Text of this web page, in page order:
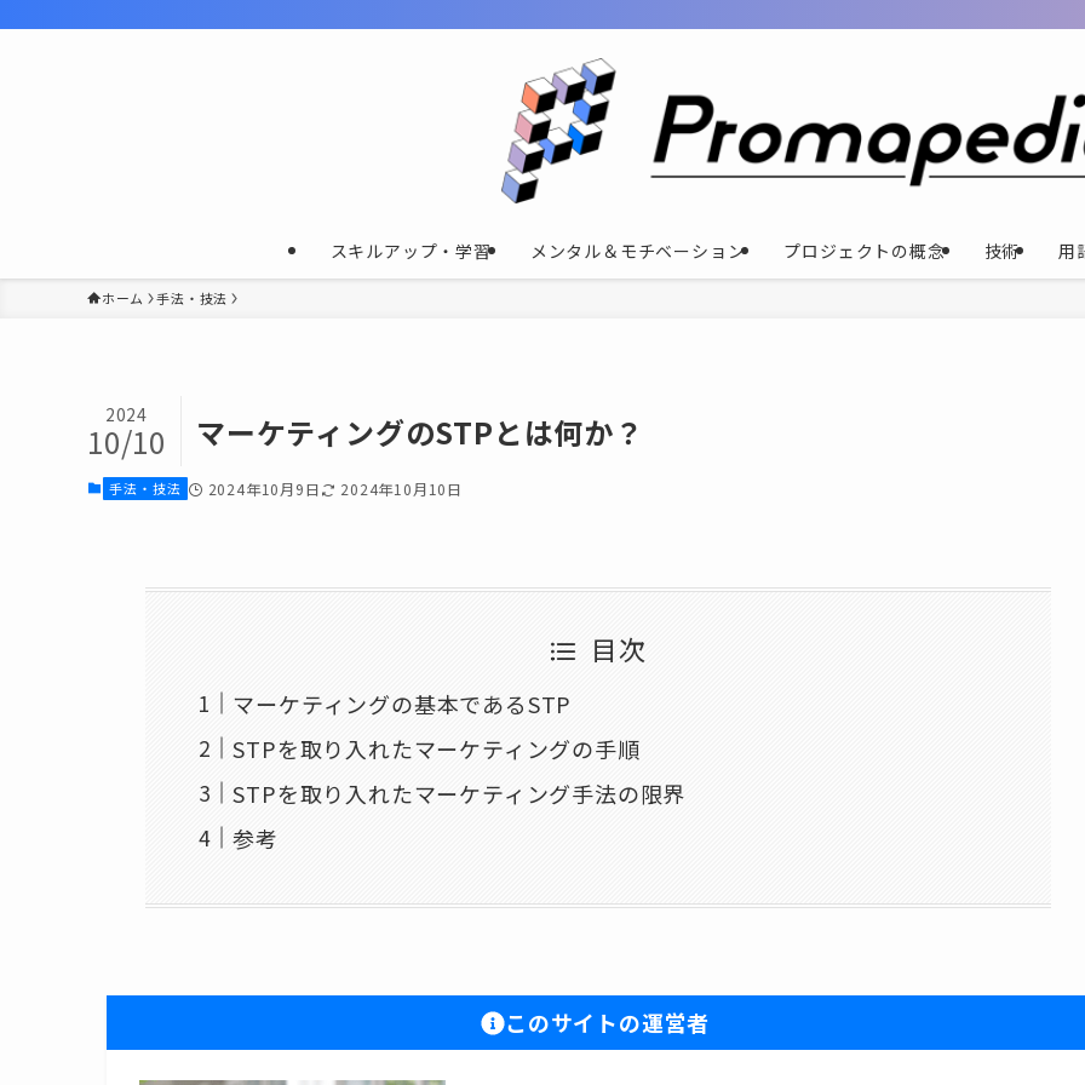
スキルアップ・学習 メンタル＆モチベーション プロジェクトの概念 技術 用
ホーム 手法・技法
マーケティングのSTPとは何か？
2024
10/10
手法・技法 2024年10月9日 2024年10月10日
目次
マーケティングの基本であるSTP
STPを取り入れたマーケティングの手順
STPを取り入れたマーケティング手法の限界
参考
このサイトの運営者